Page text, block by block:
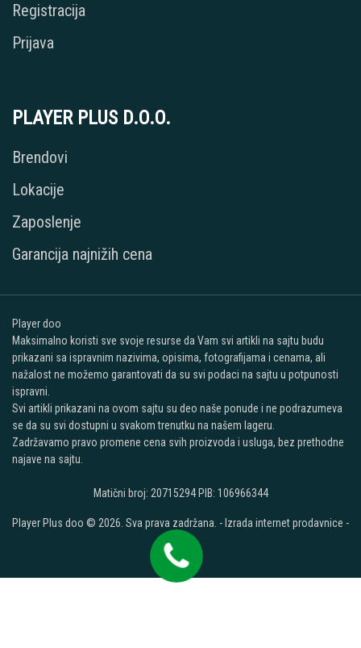
Registracija
Prijava
PLAYER PLUS D.O.O.
Brendovi
Lokacije
Zaposlenje
Garancija najnižih cena
Player doo
Maksimalno koristi sve svoje resurse da Vam svi artikli na sajtu budu
prikazani sa ispravnim nazivima, opisima, fotografijama i cenama, ali
nažalost ne možemo garantovati da su svi podaci na sajtu u potpunosti
ispravni.
Svi artikli prikazani na ovom sajtu su deo naše ponude i ne podrazumeva
se da su svi dostupni u svakom trenutku na našem lageru.
Zadržavamo pravo promene cena svih proizvoda i usluga, bez prethodne
najave na sajtu.
Matični broj: 20715294 PIB: 106966344
Player Plus doo © 2026. Sva prava zadržana. - Izrada internet prodavnice -
Selltico.